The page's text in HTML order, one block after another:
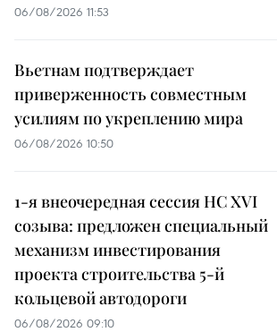
06/08/2026 11:53
Вьетнам подтверждает
приверженность совместным
усилиям по укреплению мира
06/08/2026 10:50
1-я внеочередная сессия НС XVI
созыва: предложен специальный
механизм инвестирования
проекта строительства 5-й
кольцевой автодороги
06/08/2026 09:10